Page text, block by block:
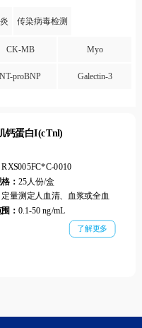
传染病毒检测
CK-MB Myo
NT-proBNP Galectin-3
钙蛋白I(cTnl)
RXS005FC*C-0010
格：25人份/盒
定量测定人血清、血浆或全血
围：
0.1-50 ng/mL
了解更多